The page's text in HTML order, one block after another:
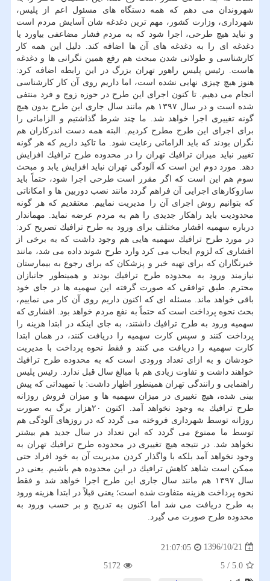
شهروندان می دهم كه همه دستگاه های مسئول اعم از پلیس،
شهرداری، وزارت كشور، مهم ترین دغدغه شان آسایش مردم است
و نباید هیچ طرحی، اجرا شود كه به مردم فشار مضاعفی بیاورد یا
دغدغه ای را به دغدغه های آن ها اضافه كند. دلیل این همه كار
كارشناسی و طولانی شدن مبحث هم رفع همین نگرانی ها و دغدغه
هاست. رئیس پلیس راهور تهران بزرگ در این رابطه اضافه كرد:
هنوز هیچ چیزی نهایی نشده است، اما داریم روی آن كار كارشناسی
انجام می دهیم. تا كنون اجرای این طرح در حوزه زوج و فرد منتفی
شده است و در سال ۱۳۹۷ هم مانند سال جاری این طرح بدون هیچ
گونه تغییری اجرا خواهد شد. ما چند شرط گذاشتیم و الزاماتی را
برای اجرای این طرح مطرح كردیم. البته همه دست اندركاران هم
نگران بودند كه باید الزاماتی رعایت شود. ما تاكید داریم كه هر گونه
تغییر نباید میزان ترافیك تهران را در محدوده طرح ترافیك افزایش
دهد. مورد دوم این است كه آلودگی تهران نباید افزایش یابد و مبحث
سوم هم این است كه اگر مقرر است طرحی اجرا شود، حتماً باید
سازوكارهای اجرایی آن فراهم گردد مانند نصب دوربین ها و امكاناتی
كه بتوانیم روش اجرای آن را مدیریت نماییم. معتقدیم كه هر گونه
محدودیت باید راهكار جدیدی را هم به مردم عرضه نماید. مهماندار
درباره سهمیه اقشار مختلف برای ورود به طرح ترافیك تصریح كرد:
در مورد طرح ترافیك سهمیه هایی هم وجود داشت كه به برخی از
اقشاری كه لزوم ایجاب می كرد وارد طرح شوند داده می شد، مانند
خبرنگاران كه برای تهیه خبر و پزشكان كه برای رجوع به بیمارستان
نیازمند ورود به محدوده طرح ترافیك بودند و همینطور جانبازان
محترم. طبق توافقی كه صورت گرفته این سهمیه ها در جای خود
باقی خواهد ماند. مسئله ای كه اكنون داریم روی آن كار می نماییم،
بحث نحوه پرداخت است كه حتماً به نفع مردم خواهد بود. اقشاری كه
سهمیه ورود به طرح ترافیك داشتند، به جای اینكه در ابتدا هزینه را
پرداخت كنند و سپس كارت سهمیه را دریافت كنند، در همان ابتدا
كارت سهمیه را دریافت می كنند و فقط نحوه پرداخت با مدیریت
خودشان و به ازای تعداد ورودی است كه به محدوده طرح ترافیك
خواهند داشت و تفاوت زیادی هم با مبالغ سال قبل ندارد. رئیس پلیس
راهنمایی و رانندگی تهران همینطور اظهار داشت: با تمهیداتی كه پیش
بینی شده، هیچ تغییری در میزان سهمیه ها و میزان فروش روزانه
طرح ترافیك به وجود نخواهد آمد. اكنون ۲۰هزار برگ به صورت
روزانه توسط شهرداری فروخته می گردد كه در روزهای آلودگی هم
توسط ما ممنوع می گردد كه این تعداد در سال جدید هم بیشتر
نخواهد شد. در نتیجه هیچ تغییری در محدوده طرح ترافیك تهران به
وجود نخواهد آمد بلكه با واگذار كردن مدیریت آن به خود افراد حتی
ممكن است شاهد كاهش ترافیك در این محدوده هم باشیم. یعنی در
سال ۱۳۹۷ هم مانند سال جاری این طرح اجرا خواهد شد و فقط
نحوه پرداخت هزینه متفاوت شده است؛ یعنی قبلاً در ابتدا هزینه ورود
به طرح دریافت می شد اما اكنون به تدریج و بر حسب ورود به
محدوده طرح صورت می گیرد.
1396/10/21
21:07:05
5.0
/
5
5172